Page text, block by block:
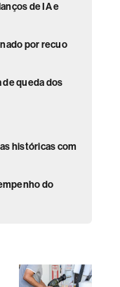
de IA e
por recuo
de queda dos
históricas com
do